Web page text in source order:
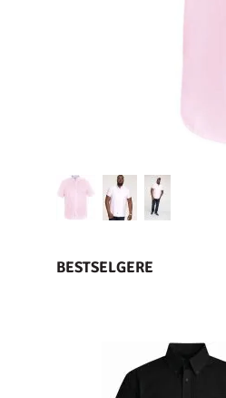
BESTSELGERE